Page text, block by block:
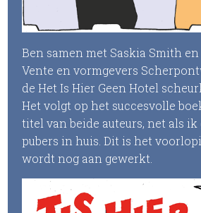
Ben samen met Saskia Smith
Vente en vormgevers
de Het Is Hier Geen Hotel
Het volgt op het succesvolle
titel van beide auteurs, net als ik
pubers in huis. Dit is het
wordt nog aan gewerkt.